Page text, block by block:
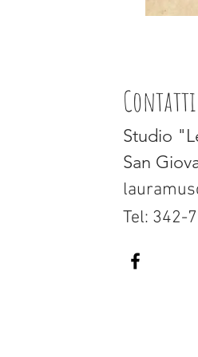
Contatti
Studio
San
Tel: 342-